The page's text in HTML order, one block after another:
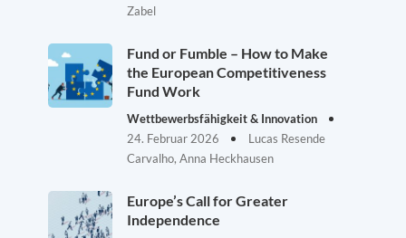
Zabel
Fund or Fumble – How to Make
the European Competitiveness
Fund Work
Wettbewerbsfähigkeit & Innovation
24. Februar 2026
Lucas Resende
Carvalho, Anna Heckhausen
Europe’s Call for Greater
Independence